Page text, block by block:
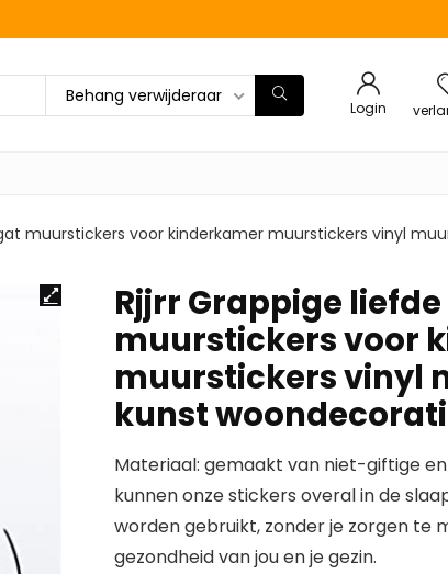
Behang verwijderaar
Login
muurstickers voor kinderkamer muurstickers vinyl
Rjjrr Grappige
muurstickers voor
muurstickers vinyl
kunst
Materiaal: gemaakt van niet-giftige
kunnen onze stickers overal in de
worden gebruikt, zonder je zorgen te
gezondheid van jou en je gezin.